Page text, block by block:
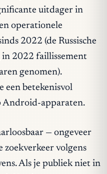
uitdager in
operationele
2022 (de Russische
2022 faillissement
genomen).
een betekenisvol
Android-apparaten.
— ongeveer
volgens
Als je publiek niet in